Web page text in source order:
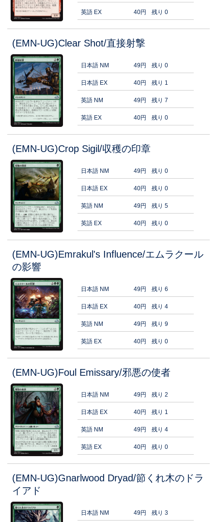
英語 EX 40円 残り 0
(EMN-UG)Clear Shot/直接射撃
日本語 NM 49円 残り 0
日本語 EX 40円 残り 1
英語 NM 49円 残り 7
英語 EX 40円 残り 0
(EMN-UG)Crop Sigil/収穫の印章
日本語 NM 49円 残り 0
日本語 EX 40円 残り 0
英語 NM 49円 残り 5
英語 EX 40円 残り 0
(EMN-UG)Emrakul's Influence/エムラクール
の影響
日本語 NM 49円 残り 6
日本語 EX 40円 残り 4
英語 NM 49円 残り 9
英語 EX 40円 残り 0
(EMN-UG)Foul Emissary/邪悪の使者
日本語 NM 49円 残り 2
日本語 EX 40円 残り 1
英語 NM 49円 残り 4
英語 EX 40円 残り 0
(EMN-UG)Gnarlwood Dryad/節くれ木のドラ
イアド
日本語 NM 49円 残り 3